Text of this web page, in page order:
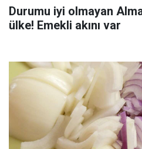
Durumu iyi olmayan
ülke! Emekli akını var